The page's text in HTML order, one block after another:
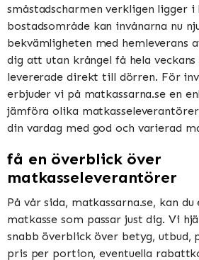
småstadscharmen verkligen ligger
bostadsområde kan invånarna nu
bekvämligheten med hemleverans
dig att utan krångel få hela
levererade direkt till dörren. För
erbjuder vi på matkassarna.se en
jämföra olika
din vardag med god och varierad
få en överblick över
matkasseleverantörer
På vår sida, matkassarna.se, kan
matkasse som passar just dig. Vi
snabb överblick över betyg, utbud,
pris per portion, eventuella